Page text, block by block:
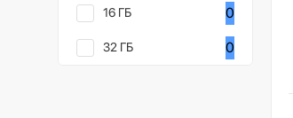
16 ГБ 0
32 ГБ 0